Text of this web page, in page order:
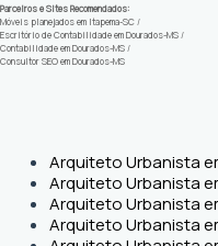
Parceiros e Sites Recomendados:
Móveis planejados em Itapema-SC /
Escritório de Contabilidade em Dourados-MS /
Contabilidade em Dourados-MS /
Consultor SEO em Dourados-MS
Arquiteto Urbanista
Arquiteto Urbanista
Arquiteto Urbanista
Arquiteto Urbanista